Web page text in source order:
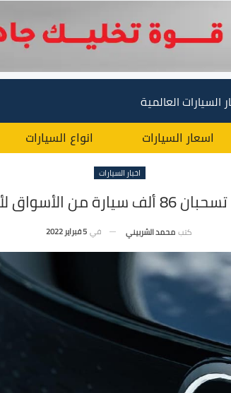
السيارات العالمية
اسعار السيارات انواع السيارات
اخبار السيارات
تتعلق بالأمان
كتب محمد الشربيني في 5 فبراير 2022